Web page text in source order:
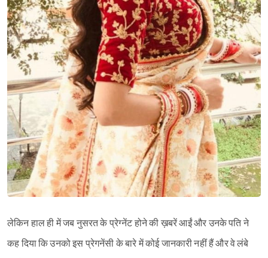
लेकिन हाल ही में जब नुसरत के प्रेग्नेंट होने की ख़बरें आईं और उनके पति ने
कह दिया कि उनको इस प्रेगनेंसी के बारे में कोई जानकारी नहीं हैं और वे लंबे